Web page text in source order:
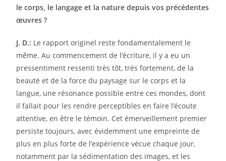
le corps, le langage et la nature depuis vos précédentes
œuvres ?
J. D.: Le rapport originel reste fondamentalement le
même. Au commencement de l’écriture, il y a eu un
pressentiment ressenti très tôt, très fortement, de la
beauté et de la force du paysage sur le corps et la
langue, une résonance possible entre ces mondes, dont
il fallait pour les rendre perceptibles en faire l’écoute
attentive, en être le témoin. Cet émerveillement premier
persiste toujours, avec évidemment une empreinte de
plus en plus forte de l’expérience vécue chaque jour,
notamment par la sédimentation des images, et les